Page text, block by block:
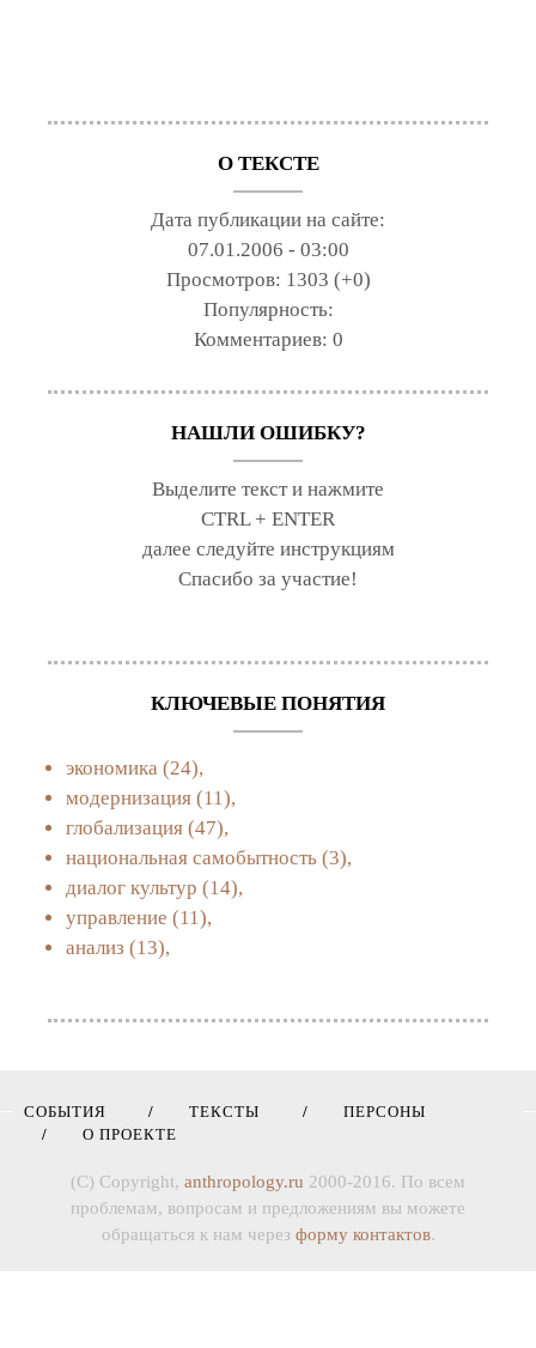
О ТЕКСТЕ
Дата публикации на сайте:
07.01.2006 - 03:00
Просмотров: 1303 (+0)
Популярность:
Комментариев: 0
НАШЛИ ОШИБКУ?
Выделите текст и нажмите
CTRL + ENTER
далее следуйте инструкциям
Спасибо за участие!
КЛЮЧЕВЫЕ ПОНЯТИЯ
экономика (24),
модернизация (11),
глобализация (47),
национальная самобытность (3),
диалог культур (14),
управление (11),
анализ (13),
СОБЫТИЯ ТЕКСТЫ
ПЕРСОНЫ
О ПРОЕКТЕ
(C) Copyright, anthropology.ru 2000-2016. По всем
проблемам, вопросам и предложениям вы можете
обращаться к нам через форму контактов.